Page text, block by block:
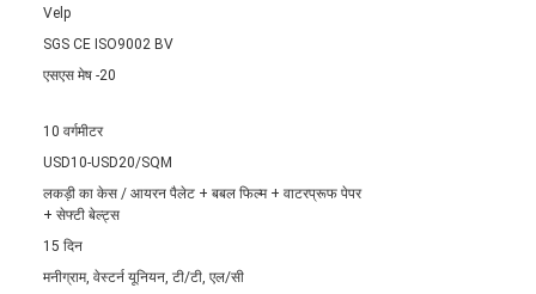
Velp
SGS CE ISO9002 BV
एसएस मेष -20
10 वर्गमीटर
USD10-USD20/SQM
लकड़ी का केस / आयरन पैलेट + बबल फिल्म + वाटरप्रूफ पेपर
+ सेफ्टी बेल्ट्स
15 दिन
मनीग्राम, वेस्टर्न यूनियन, टी/टी, एल/सी